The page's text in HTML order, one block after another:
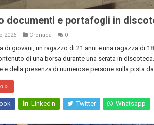
documenti e portafogli in
2026 Cronaca 0
di giovani, un ragazzo di 21 anni e una ragazza di
di una borsa durante una serata in
e della presenza di numerose persone sulla pista
»
LinkedIn Twitter Whatsapp